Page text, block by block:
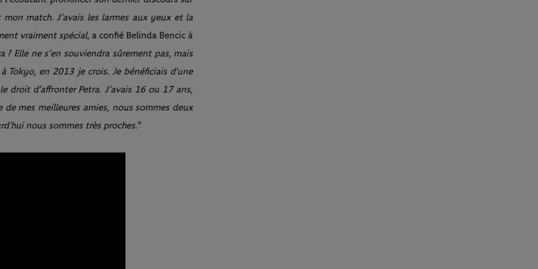
match. J’avais les larmes aux yeux et la
vraiment spécial, a confié Belinda Bencic à
? Elle ne s’en souviendra sûrement pas, mais
Tokyo, en 2013 je crois. Je bénéficiais d’une
droit d’affronter Petra. J’avais 16 ou 17 ans,
de mes meilleures amies, nous sommes deux
nous sommes très proches."